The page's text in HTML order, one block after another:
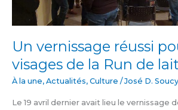
Un vernissage réussi
visages de la Run de lait
À la une, Actualités, Culture /José D. Soucy
Le 19 avril dernier avait lieu le vernissage
lait